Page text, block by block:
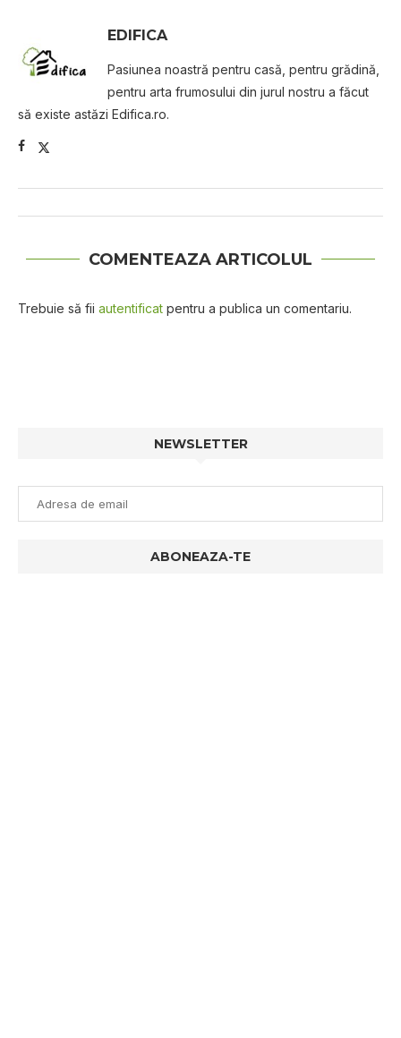
EDIFICA
Pasiunea noastră pentru casă, pentru grădină,
pentru arta frumosului din jurul nostru a făcut
să existe astăzi Edifica.ro.
COMENTEAZA ARTICOLUL
Trebuie să fii autentificat pentru a publica un comentariu.
NEWSLETTER